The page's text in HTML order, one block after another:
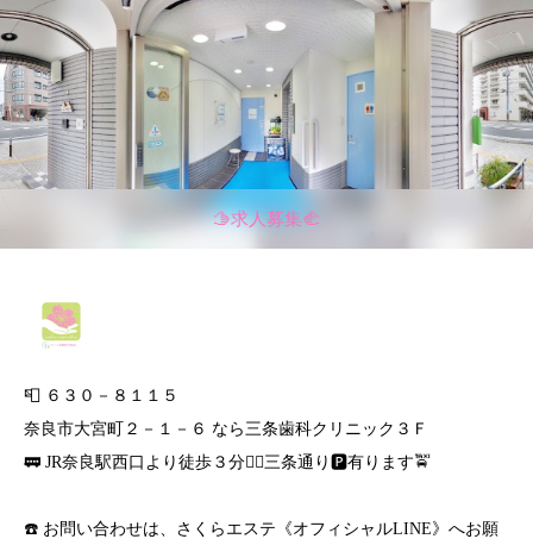
🫱求人募集🫲
📮 ６３０－８１１５
奈良市大宮町２－１－６ なら三条歯科クリニック３Ｆ
🚃 JR奈良駅西口より徒歩３分🚶‍♀️三条通り🅿️有ります🚖
☎️ お問い合わせは、さくらエステ《オフィシャルLINE》へお願